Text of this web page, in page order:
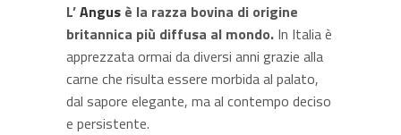
L’Angus è la razza bovina di origine
britannica più diffusa al mondo. In Italia è
apprezzata ormai da diversi anni grazie alla
carne che risulta essere morbida al palato,
dal sapore elegante, ma al contempo deciso
e persistente.